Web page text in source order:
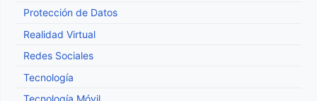
Protección de Datos
Realidad Virtual
Redes Sociales
Tecnología
Tecnología Móvil